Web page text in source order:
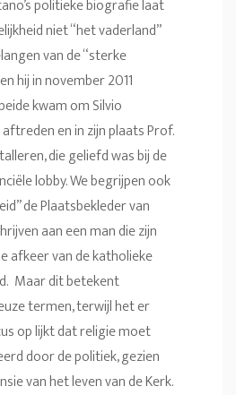
politieke biografie laat
niet “het vaderland”
van de “sterke
hij in november 2011
kwam om Silvio
en in zijn plaats Prof.
die geliefd was bij de
lobby. We begrijpen ook
de Plaatsbekleder van
aan een man die zijn
afkeer van de katholieke
Maar dit betekent
termen, terwijl het er
op lijkt dat religie moet
door de politiek, gezien
van het leven van de Kerk.